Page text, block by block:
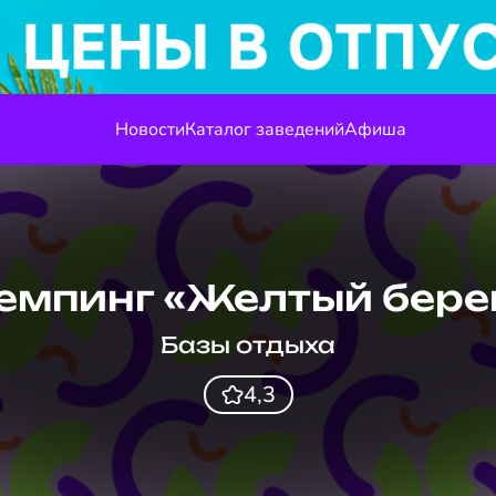
НовостиКаталог заведенийАфиша
«Желтый
Базы отдыха
4,3